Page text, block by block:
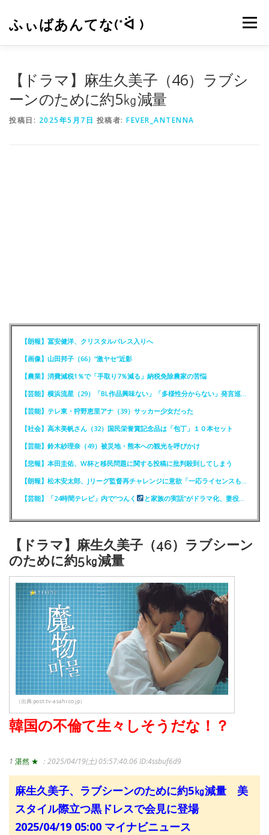
ふぃばあんてな(*ᐛ ) メニュー
【ドラマ】麻生久美子（46）ラブシ
ーンのために約5㎏減量
投稿日: 2025年5月7日 投稿者: FEVER_ANTENNA
【朗報】冨安健洋、クリスタルパレス入りへ
【画像】山田邦子（66）“激ヤセ”近影
【農業】消費減税1％で「手取り7％減る」納税免除農家の苦悩
【芸能】横浜流星（29）「BL作品興味ない」「多様性分からない」発言巡りFCが注意喚起
【芸能】テレ東・狩野恵里アナ（39）サッカー少女だった
【社会】高木美帆さん（32）国民栄誉賞記念品は「包丁」１０本セット
【芸能】鈴木紗理奈（49）被災地・熊本への観光を呼びかけ
【悲報】本田圭佑、W杯と移民問題に関する投稿に批判殺到してしまう
【朗報】松木安太郎、Jリーグ監督再チャレンジに意欲「一応ライセンスも持っているので」
【芸能】「24時間テレビ」内で”つんく
と家族の実話”がドラマ化、妻役は北川景子
【ドラマ】麻生久美子（46）ラブシーン
のために約5㎏減量
（出典 post.tv-asahi.co.jp）
韓国の不倫て生々しそうだな！？
1 湛然 ★ ：2025/04/19(土) 05:57:40.06ID:4ssbuf6d9
麻生久美子、ラブシーンのために約5㎏減量 美
スタイル際立つ黒ドレスで会見に登場
2025/04/19 05:00 マイナビニュース